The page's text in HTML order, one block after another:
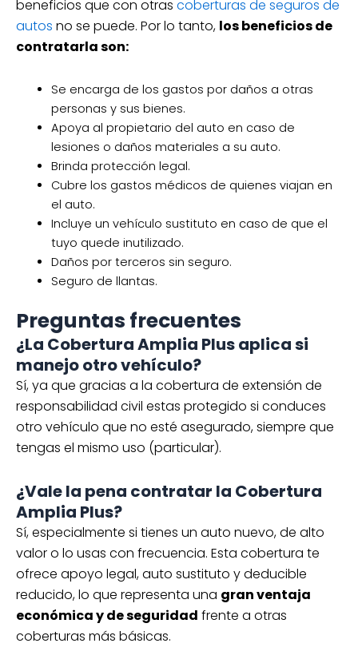
beneficios que con otras coberturas de seguros de
autos no se puede. Por lo tanto, los beneficios de
contratarla son:
Se encarga de los gastos por daños a otras
personas y sus bienes.
Apoya al propietario del auto en caso de
lesiones o daños materiales a su auto.
Brinda protección legal.
Cubre los gastos médicos de quienes viajan en
el auto.
Incluye un vehículo sustituto en caso de que el
tuyo quede inutilizado.
Daños por terceros sin seguro.
Seguro de llantas.
Preguntas frecuentes
¿La Cobertura Amplia Plus aplica si
manejo otro vehículo?
Sí, ya que gracias a la cobertura de extensión de
responsabilidad civil estas protegido si conduces
otro vehículo que no esté asegurado, siempre que
tengas el mismo uso (particular).
¿Vale la pena contratar la Cobertura
Amplia Plus?
Sí, especialmente si tienes un auto nuevo, de alto
valor o lo usas con frecuencia. Esta cobertura te
ofrece apoyo legal, auto sustituto y deducible
reducido, lo que representa una gran ventaja
económica y de seguridad frente a otras
coberturas más básicas.